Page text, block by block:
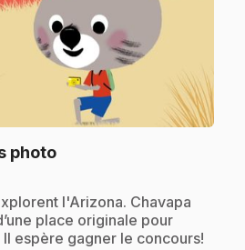
photo.
l'Arizona. Chavapa
place originale pour
espère gagner le concours!